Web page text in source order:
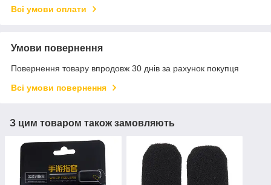
Всі умови оплати
Умови повернення
Повернення товару впродовж 30 днів за рахунок покупця
Всі умови повернення
З цим товаром також замовляють